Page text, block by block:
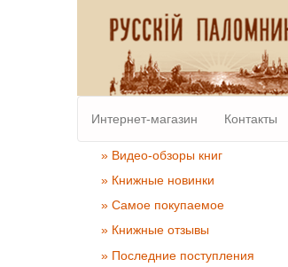
Интернет-магазин Контакты
» Видео-обзоры книг
» Книжные новинки
» Самое покупаемое
» Книжные отзывы
» Последние поступления